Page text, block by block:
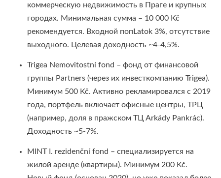
коммерческую недвижимость в Праге и крупных
городах. Минимальная сумма – 10 000 Kč
рекомендуется. Входной попLatok 3%, отсутствие
выходного. Целевая доходность ~4-4,5%.
Trigea Nemovitostní fond – фонд от финансовой
группы Partners (через их инвесткомпанию Trigea).
Минимум 500 Kč. Активно рекламировался с 2019
года, портфель включает офисные центры, ТРЦ
(например, доля в пражском ТЦ Arkády Pankrác).
Доходность ~5-7%.
MINT I. rezidenční fond – специализируется на
жилой аренде (квартиры). Минимум 200 Kč.